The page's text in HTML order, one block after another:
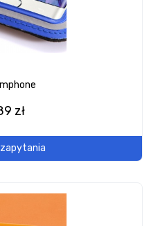
zł
zapytania